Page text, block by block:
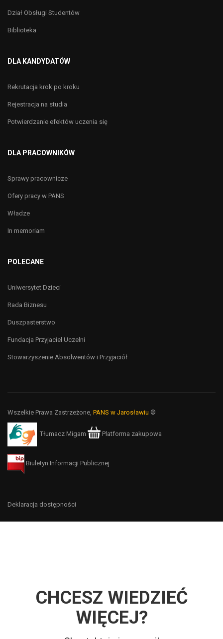
Dział Obsługi Studentów
Biblioteka
DLA KANDYDATÓW
Rekrutacja krok po kroku
Rejestracja na studia
Potwierdzanie efektów uczenia się
DLA PRACOWNIKÓW
Sprawy pracownicze
Ofery pracy w PANS
Władze
In memoriam
POLECANE
Uniwersytet Dzieci
Rada Biznesu
Duszpasterstwo
Fundacja Przyjaciel Uczelni
Stowarzyszenie Absolwentów i Przyjaciół
Wszelkie Prawa Zastrzeżone, PANS w Jarosławiu ©
Tłumacz Migam Platforma zakupowa
Biuletyn Informacji Publicznej
Deklaracja dostępności
CHCESZ WIEDZIEĆ
WIĘCEJ?